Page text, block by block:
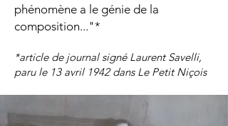
phénomène a le génie de la
composition..."*
*article de journal signé Laurent Savelli,
paru le 13 avril 1942 dans Le Petit Niçois